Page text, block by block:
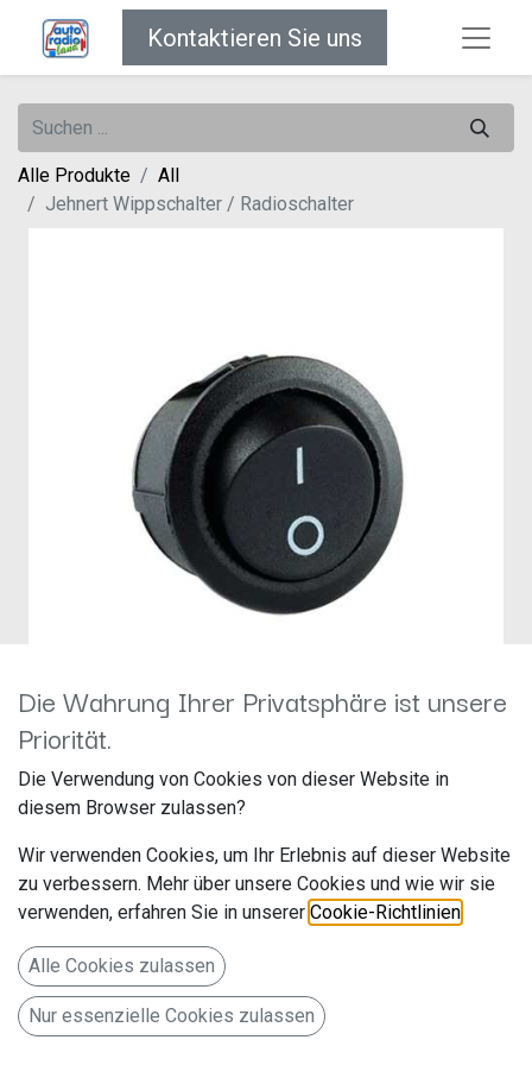
Kontaktieren Sie uns
Alle Produkte
All
Jehnert Wippschalter / Radioschalter
Jehnert Wippschalter /
Radioschalter
Hersteller: Jehnert
Artikelnummer: 69499
5,00€ Alle Preise inkl. MwSt.zzgl. Versandkosten
Die Wahrung Ihrer Privatsphäre ist unsere
Priorität.
Die Verwendung von Cookies von dieser Website in
diesem Browser zulassen?
Wir verwenden Cookies, um Ihr Erlebnis auf dieser Website
zu verbessern. Mehr über unsere Cookies und wie wir sie
verwenden, erfahren Sie in unserer Cookie-Richtlinien
Alle Cookies zulassen
Nur essenzielle Cookies zulassen